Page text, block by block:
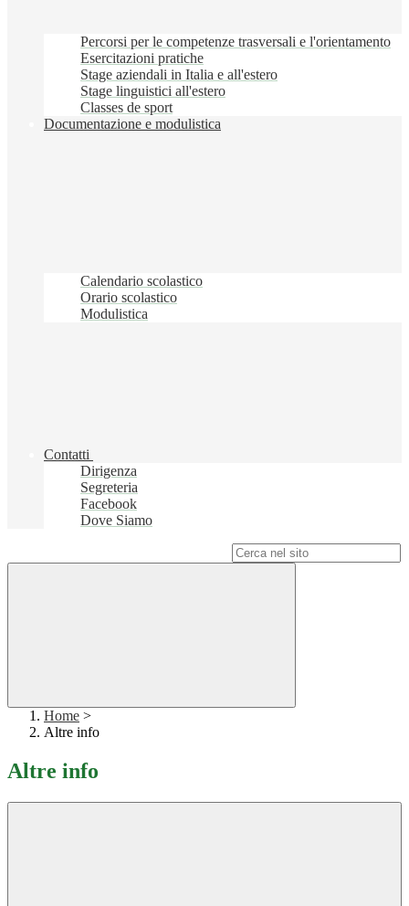
Percorsi per le competenze trasversali e l'orientamento
Esercitazioni pratiche
Stage aziendali in Italia e all'estero
Stage linguistici all'estero
Classes de sport
Documentazione e modulistica
Calendario scolastico
Orario scolastico
Modulistica
Contatti
Dirigenza
Segreteria
Facebook
Dove Siamo
Home >
Altre info
Altre info